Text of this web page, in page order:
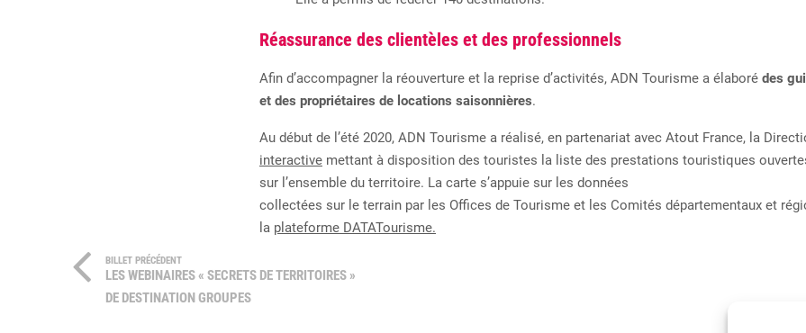
Réassurance des clientèles et des professionnels
Afin d’accompagner la réouverture et la reprise d’activités, ADN Tourisme a élaboré des
et des propriétaires de locations saisonnières.
Au début de l’été 2020, ADN Tourisme a réalisé, en partenariat avec Atout France, la
interactive mettant à disposition des touristes la liste des prestations touristiques
sur l’ensemble du territoire. La carte s’appuie sur les données
collectées sur le terrain par les Offices de Tourisme et les Comités départementaux et
la plateforme DATATourisme.
BILLET PRÉCÉDENT
LES WEBINAIRES « SECRETS DE TERRITOIRES »
DE DESTINATION GROUPES